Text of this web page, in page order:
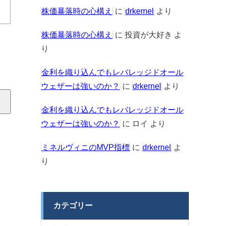
株価暴落時の心構え に drkernel より
株価暴落時の心構え に 投資が大好き よ
り
金利を織り込んでもレバレッジドオール
ウェザーは強いのか？ に drkernel より
金利を織り込んでもレバレッジドオール
ウェザーは強いのか？ に ロイ より
ミネルヴィニのMVP指標 に drkernel
よ
り
カテゴリー